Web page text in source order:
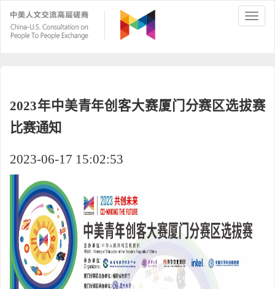
2023年中美青年创客大赛厦门分赛区选拔赛
比赛通知
2023-06-17 15:02:53